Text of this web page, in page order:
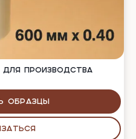
ПРОИЗВОДСТВА
образцы